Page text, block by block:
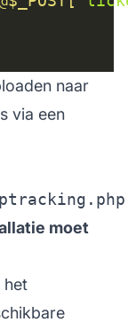
naar
via een
moet
het